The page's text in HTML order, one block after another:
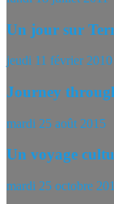
Un jour sur
jeudi 11 février 2010
Journey
mardi 25 août 2015
Un voyage
mardi 25 octobre